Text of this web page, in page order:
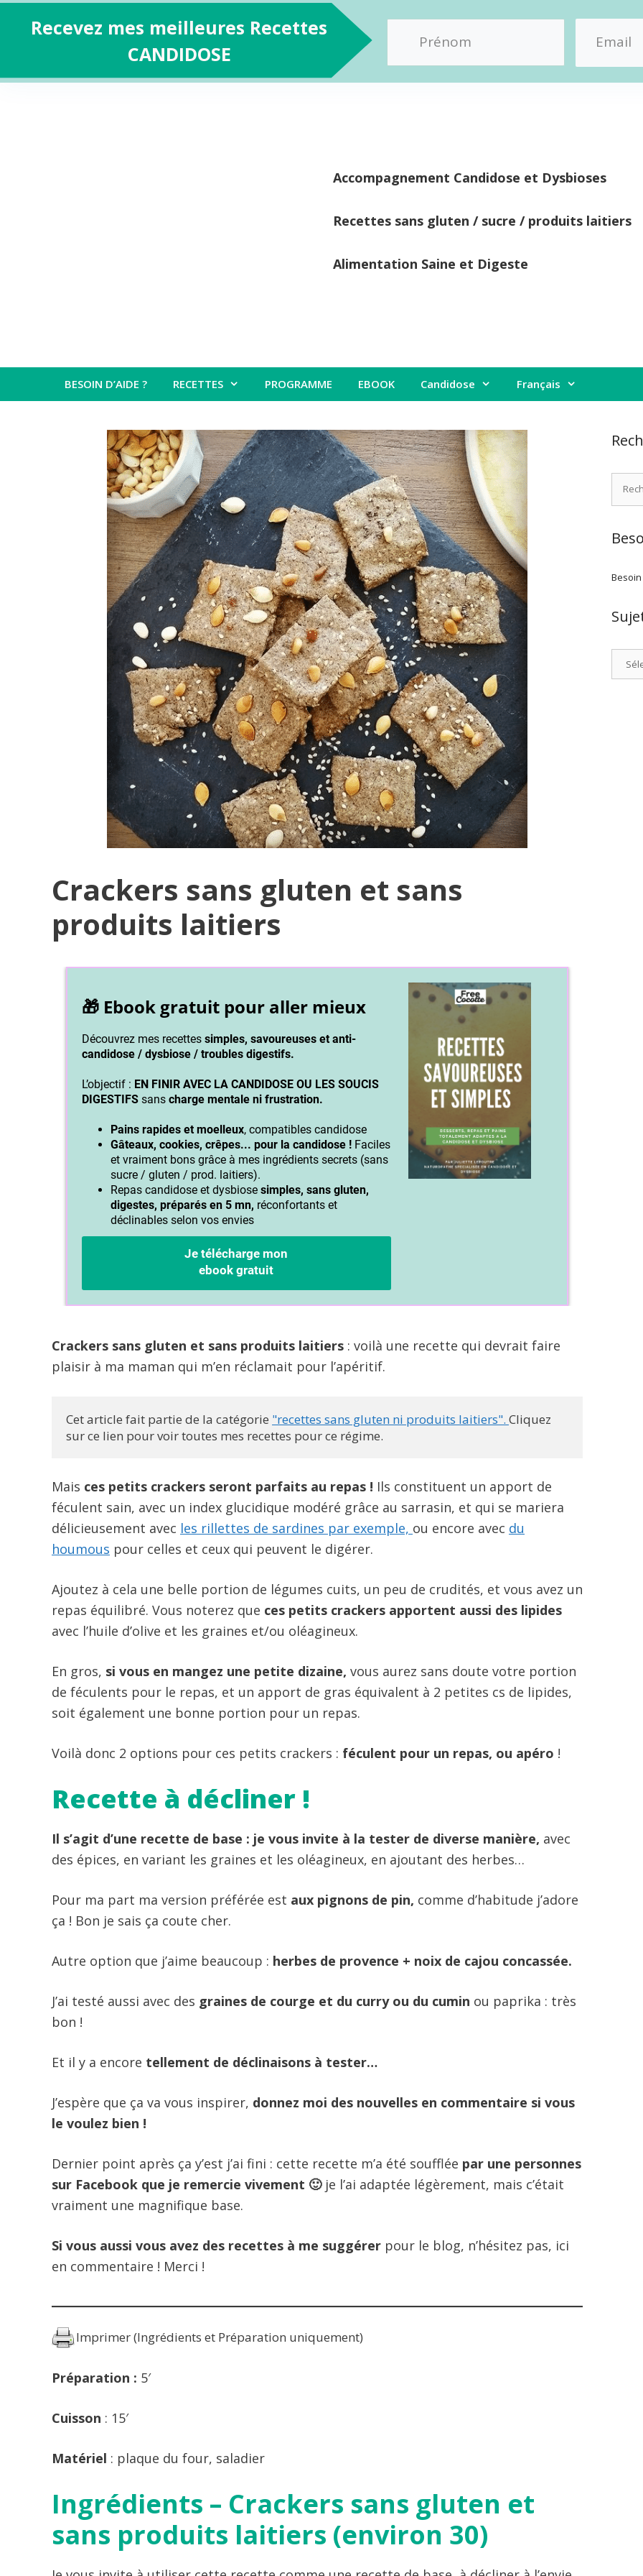
Accompagnement Candidose et Dysbioses
Recettes sans gluten / sucre / produits laitiers
Alimentation Saine et Digeste
BESOIN D’AIDE ? RECETTES PROGRAMME EBOOK Candidose Français
Crackers sans gluten et sans
produits laitiers
Crackers sans gluten et sans produits laitiers : voilà une recette qui devrait faire
plaisir à ma maman qui m’en réclamait pour l’apéritif.
Cet article fait partie de la catégorie "recettes sans gluten ni produits laitiers". Cliquez
sur ce lien pour voir toutes mes recettes pour ce régime.
Mais ces petits crackers seront parfaits au repas ! Ils constituent un apport de
féculent sain, avec un index glucidique modéré grâce au sarrasin, et qui se mariera
délicieusement avec les rillettes de sardines par exemple, ou encore avec du
houmous pour celles et ceux qui peuvent le digérer.
Ajoutez à cela une belle portion de légumes cuits, un peu de crudités, et vous avez un
repas équilibré. Vous noterez que ces petits crackers apportent aussi des lipides
avec l’huile d’olive et les graines et/ou oléagineux.
En gros, si vous en mangez une petite dizaine, vous aurez sans doute votre portion
de féculents pour le repas, et un apport de gras équivalent à 2 petites cs de lipides,
soit également une bonne portion pour un repas.
Voilà donc 2 options pour ces petits crackers : féculent pour un repas, ou apéro !
Recette à décliner !
Il s’agit d’une recette de base : je vous invite à la tester de diverse manière, avec
des épices, en variant les graines et les oléagineux, en ajoutant des herbes…
Pour ma part ma version préférée est aux pignons de pin, comme d’habitude j’adore
ça ! Bon je sais ça coute cher.
Autre option que j’aime beaucoup : herbes de provence + noix de cajou concassée.
J’ai testé aussi avec des graines de courge et du curry ou du cumin ou paprika : très
bon !
Et il y a encore tellement de déclinaisons à tester…
J’espère que ça va vous inspirer, donnez moi des nouvelles en commentaire si vous
le voulez bien !
Dernier point après ça y’est j’ai fini : cette recette m’a été soufflée par une personnes
sur Facebook que je remercie vivement 🙂 je l’ai adaptée légèrement, mais c’était
vraiment une magnifique base.
Si vous aussi vous avez des recettes à me suggérer pour le blog, n’hésitez pas, ici
en commentaire ! Merci !
Imprimer (Ingrédients et Préparation uniquement)
Préparation : 5′
Cuisson : 15′
Matériel : plaque du four, saladier
Ingrédients – Crackers sans gluten et
sans produits laitiers (environ 30)
Recevez mes meilleures Recettes
CANDIDOSE